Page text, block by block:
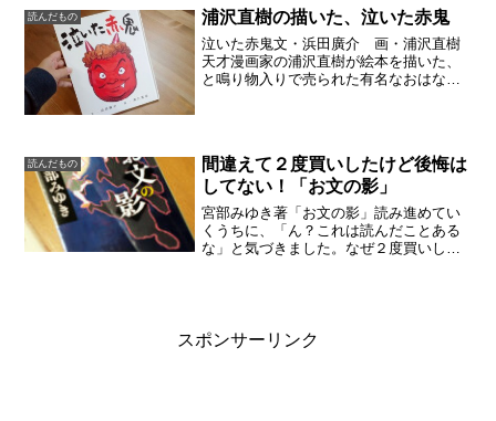
読んだもの 浦沢直樹の描いた、泣いた赤鬼
泣いた赤鬼文・浜田廣介 画・浦沢直樹
天才漫画家の浦沢直樹が絵本を描いた、
と鳴り物入りで売られた有名なおはなし
まり受けが良くなくて、「...
読んだもの
間違えて２度買いしたけど後悔は
してない！「お文の影」
宮部みゆき著「お文の影」読み進めてい
くうちに、「ん？これは読んだことある
な」と気づきました。なぜ２度買いして
スポンサーリンク